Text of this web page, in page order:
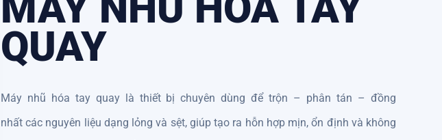
QUAY
Máy nhũ hóa tay quay là thiết bị chuyên dùng để trộn – phân tán – đồng
nhất các nguyên liệu dạng lỏng và sệt, giúp tạo ra hỗn hợp mịn, ổn định và không